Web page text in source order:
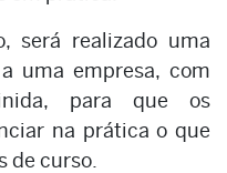
será realizado uma
uma empresa, com
para que os
na prática o que
de curso.